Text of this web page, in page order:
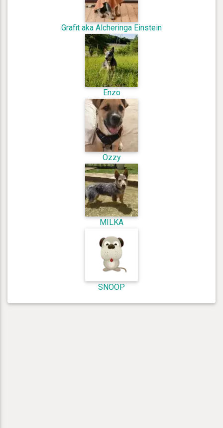
Grafit aka Alcheringa Einstein
Enzo
Ozzy
MILKA
SNOOP